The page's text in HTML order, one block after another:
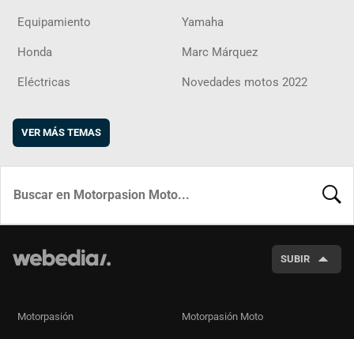
Equipamiento Yamaha
Honda Marc Márquez
Eléctricas Novedades motos 2022
VER MÁS TEMAS
SUBIR
Motorpasión Motorpasión Moto